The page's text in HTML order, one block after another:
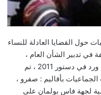
حول القضايا العادلة للنساء
في تدبير الشأن العام ،
وتكريس مبدإ المناصفة السياسية كما ورد في دستور 2011 ، تم
بأقاليم : صفرو ،
لجهة فاس بولمان على